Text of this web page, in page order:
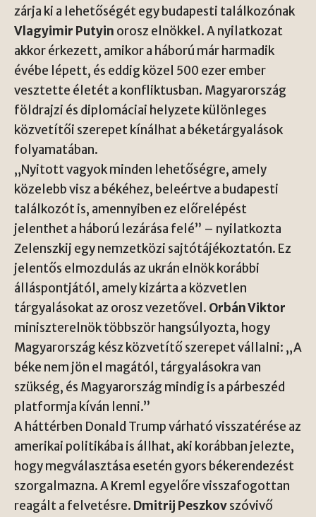
zárja ki a lehetőségét egy budapesti találkozónak
Vlagyimir Putyin orosz elnökkel. A nyilatkozat
akkor érkezett, amikor a háború már harmadik
évébe lépett, és eddig közel 500 ezer ember
vesztette életét a konfliktusban. Magyarország
földrajzi és diplomáciai helyzete különleges
közvetítői szerepet kínálhat a béketárgyalások
folyamatában.
„Nyitott vagyok minden lehetőségre, amely
közelebb visz a békéhez, beleértve a budapesti
találkozót is, amennyiben ez előrelépést
jelenthet a háború lezárása felé” – nyilatkozta
Zelenszkij egy nemzetközi sajtótájékoztatón. Ez
jelentős elmozdulás az ukrán elnök korábbi
álláspontjától, amely kizárta a közvetlen
tárgyalásokat az orosz vezetővel. Orbán Viktor
miniszterelnök többször hangsúlyozta, hogy
Magyarország kész közvetítő szerepet vállalni: „A
béke nem jön el magától, tárgyalásokra van
szükség, és Magyarország mindig is a párbeszéd
platformja kíván lenni.”
A háttérben Donald Trumpvárható visszatérése az
amerikai politikába is állhat, aki korábban jelezte,
hogy megválasztása esetén gyors békerendezést
szorgalmazna. A Kreml egyelőre visszafogottan
reagált a felvetésre. Dmitrij Peszkovszóvivő